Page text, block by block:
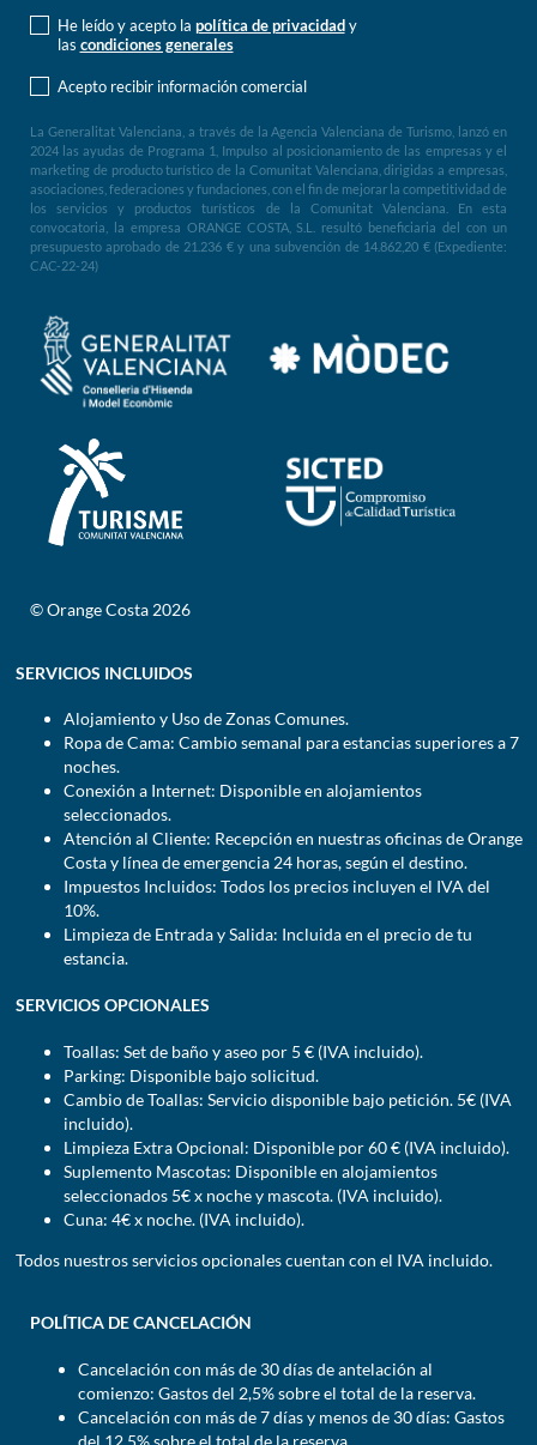
He leído y acepto la política de privacidady
las condiciones generales
Acepto recibir información comercial
La Generalitat Valenciana, a través de la Agencia Valenciana de Turismo, lanzó en
2024 las ayudas de Programa 1, Impulso al posicionamiento de las empresas y el
marketing de producto turístico de la Comunitat Valenciana, dirigidas a empresas,
asociaciones, federaciones y fundaciones, con el fin de mejorar la competitividad de
los servicios y productos turísticos de la Comunitat Valenciana. En esta
convocatoria, la empresa ORANGE COSTA, S.L. resultó beneficiaria del con un
presupuesto aprobado de 21.236 € y una subvención de 14.862,20 € (Expediente:
CAC-22-24)
© Orange Costa 2026
SERVICIOS INCLUIDOS
Alojamiento y Uso de Zonas Comunes.
Ropa de Cama: Cambio semanal para estancias superiores a 7
noches.
Conexión a Internet: Disponible en alojamientos
seleccionados.
Atención al Cliente: Recepción en nuestras oficinas de Orange
Costa y línea de emergencia 24 horas, según el destino.
Impuestos Incluidos: Todos los precios incluyen el IVA del
10%.
Limpieza de Entrada y Salida: Incluida en el precio de tu
estancia.
SERVICIOS OPCIONALES
Toallas: Set de baño y aseo por 5 € (IVA incluido).
Parking: Disponible bajo solicitud.
Cambio de Toallas: Servicio disponible bajo petición. 5€ (IVA
incluido).
Limpieza Extra Opcional: Disponible por 60 € (IVA incluido).
Suplemento Mascotas: Disponible en alojamientos
seleccionados 5€ x noche y mascota. (IVA incluido).
Cuna: 4€ x noche. (IVA incluido).
Todos nuestros servicios opcionales cuentan con el IVA incluido.
POLÍTICA DE CANCELACIÓN
Cancelación con más de 30 días de antelación al
comienzo: Gastos del 2,5% sobre el total de la reserva.
Cancelación con más de 7 días y menos de 30 días: Gastos
del 12,5% sobre el total de la reserva.